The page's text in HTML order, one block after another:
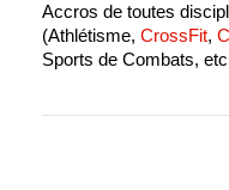
Accros de toutes
(Athlétisme, CrossFit,
Sports de Combats,